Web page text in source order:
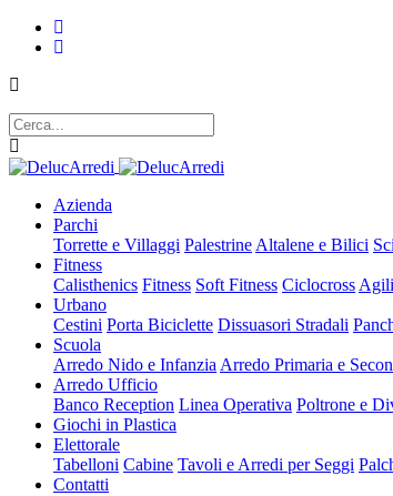
Azienda
Parchi
Torrette e Villaggi Palestrine Altalene e Bilici
Fitness
Calisthenics Fitness Soft Fitness Ciclocross
Urbano
Cestini Porta Biciclette Dissuasori Stradali
Scuola
Arredo Nido e Infanzia Arredo Primaria e
Arredo Ufficio
Banco Reception Linea Operativa Poltrone e
Giochi in Plastica
Elettorale
Tabelloni Cabine Tavoli e Arredi per Seggi
Contatti